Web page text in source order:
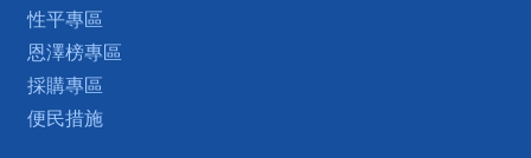
性平專區
恩澤榜專區
採購專區
便民措施